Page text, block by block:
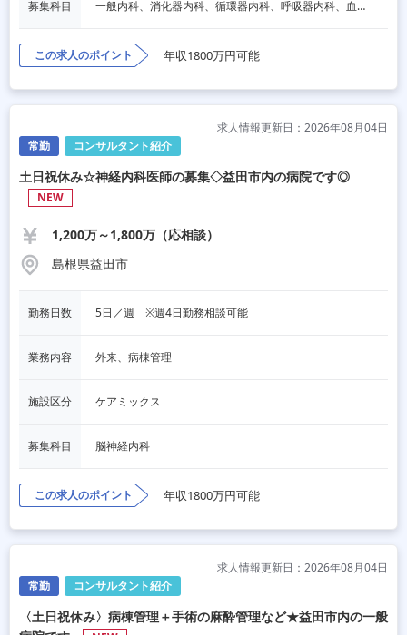
募集科目 一般内科、消化器内科、循環器内科、呼吸器内科、血液内科、脳神経内科、内分泌内科、老人内科、その他
この求人のポイント 年収1800万円可能
常勤 コンサルタント紹介
求人情報更新日：2026年08月04日
土日祝休み☆神経内科医師の募集◇益田市内の病院です◎
NEW
1,200万～1,800万（応相談）
島根県益田市
勤務日数 5日／週　※週4日勤務相談可能
業務内容 外来、病棟管理
施設区分 ケアミックス
募集科目 脳神経内科
この求人のポイント 年収1800万円可能
常勤 コンサルタント紹介
求人情報更新日：2026年08月04日
〈土日祝休み〉病棟管理＋手術の麻酔管理など★益田市内の一般